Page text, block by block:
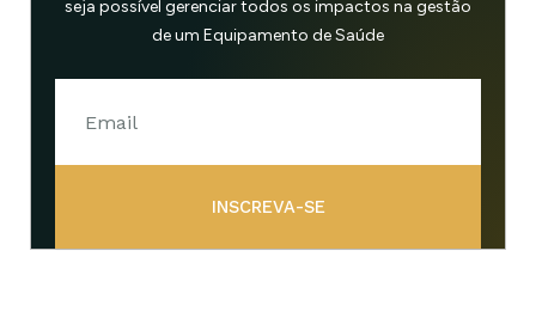
seja possível gerenciar todos os impactos na gestão
de um Equipamento de Saúde
INSCREVA-SE